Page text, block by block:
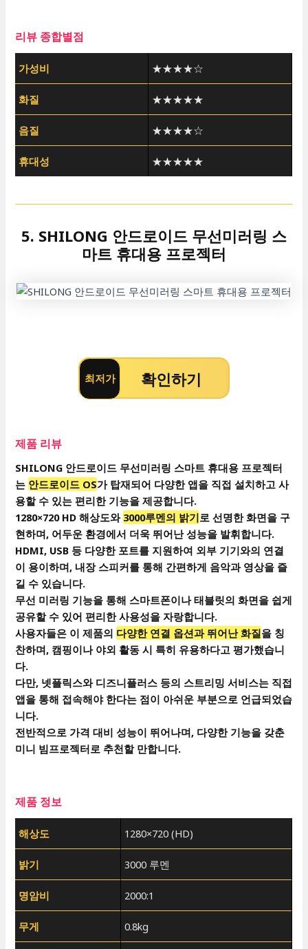
리뷰 종합별점
가성비 ★★★★☆
화질 ★★★★★
음질 ★★★★☆
휴대성 ★★★★★
5. SHILONG 안드로이드 무선미러링 스
마트 휴대용 프로젝터
최저가 확인하기
제품 리뷰
SHILONG 안드로이드 무선미러링 스마트 휴대용 프로젝터
는 안드로이드 OS가 탑재되어 다양한 앱을 직접 설치하고 사
용할 수 있는 편리한 기능을 제공합니다.
1280×720 HD 해상도와 3000루멘의 밝기로 선명한 화면을 구
현하며, 어두운 환경에서 더욱 뛰어난 성능을 발휘합니다.
HDMI, USB 등 다양한 포트를 지원하여 외부 기기와의 연결
이 용이하며, 내장 스피커를 통해 간편하게 음악과 영상을 즐
길 수 있습니다.
무선 미러링 기능을 통해 스마트폰이나 태블릿의 화면을 쉽게
공유할 수 있어 편리한 사용성을 자랑합니다.
사용자들은 이 제품의 다양한 연결 옵션과 뛰어난 화질을 칭
찬하며, 캠핑이나 야외 활동 시 특히 유용하다고 평가했습니
다.
다만, 넷플릭스와 디즈니플러스 등의 스트리밍 서비스는 직접
앱을 통해 접속해야 한다는 점이 아쉬운 부분으로 언급되었습
니다.
전반적으로 가격 대비 성능이 뛰어나며, 다양한 기능을 갖춘
미니 빔프로젝터로 추천할 만합니다.
제품 정보
해상도 1280×720 (HD)
밝기 3000 루멘
명암비 2000:1
무게 0.8kg